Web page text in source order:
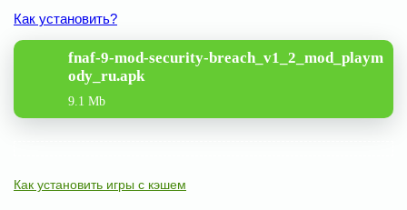
Как установить?
fnaf-9-mod-security-breach_v1_2_mod_playm
ody_ru.apk
9.1 Mb
Как установить игры с кэшем